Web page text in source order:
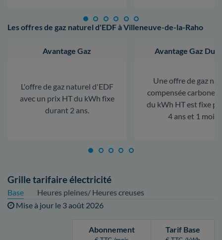
Les offres de gaz naturel d'EDF à Villeneuve-de-la-Raho
Avantage Gaz
L'offre de gaz naturel d'EDF
avec un prix HT du kWh fixe
durant 2 ans.
Avantage Gaz
Une offre de gaz
compensée carbone.
du kWh HT est fixe
4 ans et 1 mois.
Grille tarifaire électricité
Base
Heures pleines/ Heures creuses
Mise à jour le 3 août 2026
Abonnement Tarif Base